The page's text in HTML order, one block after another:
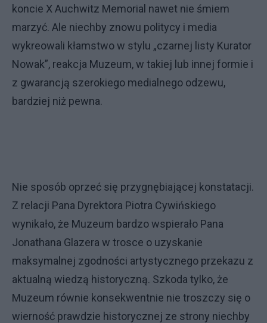
koncie X Auchwitz Memorial nawet nie śmiem
marzyć. Ale niechby znowu politycy i media
wykreowali kłamstwo w stylu „czarnej listy Kurator
Nowak”, reakcja Muzeum, w takiej lub innej formie i
z gwarancją szerokiego medialnego odzewu,
bardziej niż pewna.
Nie sposób oprzeć się przygnębiającej konstatacji.
Z relacji Pana Dyrektora Piotra Cywińskiego
wynikało, że Muzeum bardzo wspierało Pana
Jonathana Glazera w trosce o uzyskanie
maksymalnej zgodności artystycznego przekazu z
aktualną wiedzą historyczną. Szkoda tylko, że
Muzeum równie konsekwentnie nie troszczy się o
wierność prawdzie historycznej ze strony niechby